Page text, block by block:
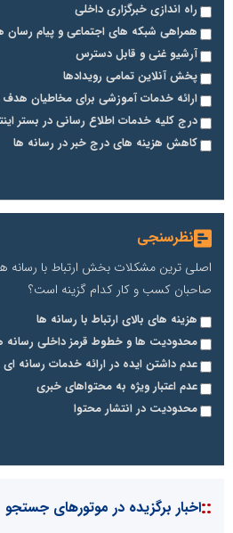
راه اندازی خبرگزاری داخلی
همراهی شبکه های اجتماعی و پیام رسان
آرشیو غنی و قابل دسترس
پخش آنلاین تمامی رویدادها
ارائه خدمات آموزشی برای مخاطیان هدف
درج کلیه خدمات اطلاع رسانی در بستر
کاهش هزینه های درج خبر در رسانه ها
نظرسنجی
اصلی ترین مشکلات بخش ارتباط با رسانه
صاحبان کسب و کار کدام گزینه است؟
هزینه های بالای ارتباط با رسانه ها
محدودیت ها و خطوط قرمز داخلی رسانه
عدم داشتن ایده در ارائه خدمات رسانه ای
عدم اعتبار ویژه به محتواهای خبری
محدودیت در انتشار محتوا
::اخبار برگزیده در موتورهای جستجو